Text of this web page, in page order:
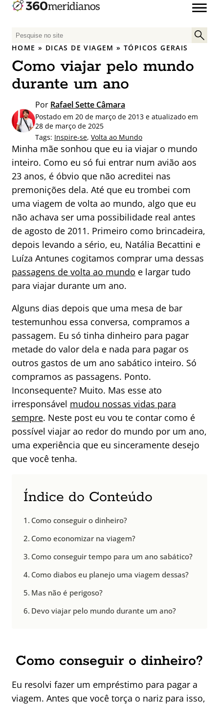
P
e
q
u
i
a
r
o
r
:
HOME » DICAS DE VIAGEM »TÓPICOS GERAIS
Como viajar pelo mundo
durante um ano
Por Rafael Sette Câmara
Postado em 20 de março de 2013 e atualizado em
28 de março de 2025
Tags: Inspire-se, Volta ao Mundo
Minha mãe sonhou que eu ia viajar o mundo
inteiro. Como eu só fui entrar num avião aos
23 anos, é óbvio que não acreditei nas
premonições dela. Até que eu trombei com
uma viagem de volta ao mundo, algo que eu
não achava ser uma possibilidade real antes
de agosto de 2011. Primeiro como brincadeira,
depois levando a sério, eu, Natália Becattini e
Luíza Antunes cogitamos comprar uma dessas
passagens de volta ao mundo e largar tudo
para viajar durante um ano.
Alguns dias depois que uma mesa de bar
testemunhou essa conversa, compramos a
passagem. Eu só tinha dinheiro para pagar
metade do valor dela e nada para pagar os
outros gastos de um ano sabático inteiro. Só
compramos as passagens. Ponto.
Inconsequente? Muito. Mas esse ato
irresponsável mudou nossas vidas para
sempre. Neste post eu vou te contar como é
possível viajar ao redor do mundo por um ano,
uma experiência que eu sinceramente desejo
que você tenha.
Índice do Conteúdo
Como conseguir o dinheiro?
Como economizar na viagem?
Como conseguir tempo para um ano sabático?
Como diabos eu planejo uma viagem dessas?
Mas não é perigoso?
Devo viajar pelo mundo durante um ano?
Como conseguir o dinheiro?
Eu resolvi fazer um empréstimo para pagar a
viagem. Antes que você torça o nariz para isso,